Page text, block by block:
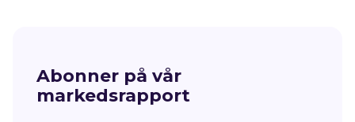
Abonner på vår
markedsrapport